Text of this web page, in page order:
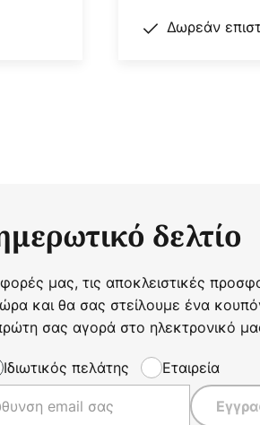
Δωρεάν
δελτίο
μας, τις αποκλειστικές
και θα σας στείλουμε ένα
σας αγορά στο ηλεκτρονικό
Ιδιωτικός πελάτης Εταιρεία